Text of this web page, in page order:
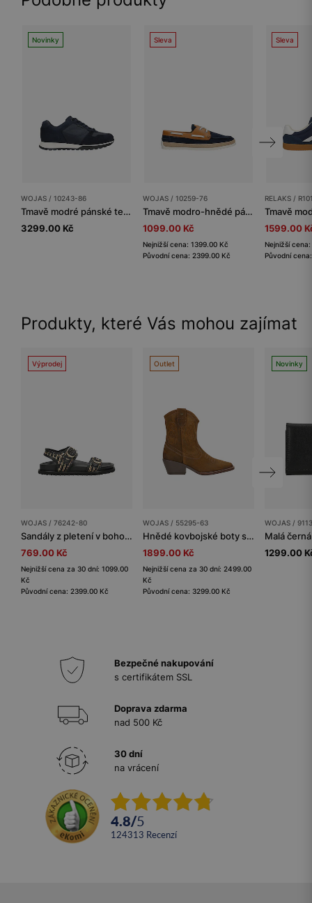
Novinky
WOJAS / 10243-86
Tmavě modré pánské tenisky z kombinované kůže
3299.00 Kč
Sleva
WOJAS / 10259-76
Tmavě modro-hnědé pánské polobotky z kombinovaných kůží
1099.00 Kč
Nejnižší cena: 1399.00 Kč
Původní cena: 2399.00 Kč
Sleva
RELAKS /
1599.00
Nejnižší
Původní
Produkty, které Vás mohou zajímat
Výprodej
WOJAS / 76242-80
Sandály z pletení v boho stylu s kovovými přezkami
769.00 Kč
Nejnižší cena za 30 dní: 1099.00
Kč
Původní cena: 2399.00 Kč
Outlet
WOJAS / 55295-63
Hnědé kovbojské boty s ozdobným prošíváním
1899.00 Kč
Nejnižší cena za 30 dní: 2499.00
Kč
Původní cena: 3299.00 Kč
Novinky
WOJAS /
1299.00
Bezpečné nakupování
s certifikátem SSL
Doprava zdarma
nad 500 Kč
30 dní
na vrácení
4.8/5
124313 recenzí